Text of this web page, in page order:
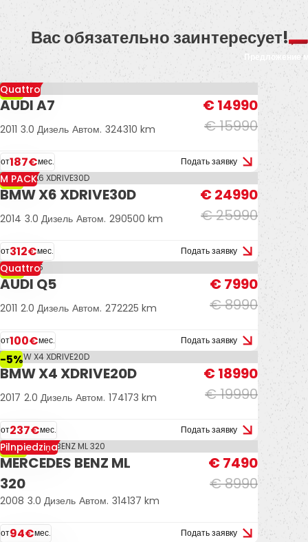
Вас обязательно заинтересует!
Предложение
-6%
Quattro
AUDI A7
€ 15990
€ 14990
2011 3.0 Дизель Автом. 324310 km
от187€мес. Подать заявку
-4%
M PACK
BMW X6 XDRIVE30D
€ 25990
€ 24990
2014 3.0 Дизель Автом. 290500 km
от312€мес. Подать заявку
-11%
Quattro
AUDI Q5
€ 8990
€ 7990
2011 2.0 Дизель Автом. 272225 km
от100€мес. Подать заявку
-5%
BMW X4 XDRIVE20D
€ 19990
€ 18990
2017 2.0 Дизель Автом. 174173 km
от237€мес. Подать заявку
-17%
Pilnpiedziņa
MERCEDES BENZ ML
320
€ 8990
€ 7490
2008 3.0 Дизель Автом. 314137 km
от94€мес. Подать заявку